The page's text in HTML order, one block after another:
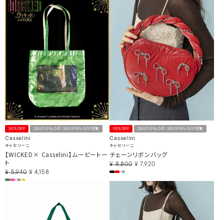
30%OFF 2BUY10％OFF 3BUY15％OFF対象
Casselini
キャセリーニ
【WICKED× Casselini】ムービートー
ト
¥ 5,940 ¥ 4,158
10%OFF 2BUY10％OFF 3BUY15％OFF対象
Casselini
キャセリーニ
チェーンリボンバッグ
¥ 8,800 ¥ 7,920